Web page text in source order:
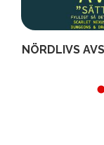
NÖRDLIVS